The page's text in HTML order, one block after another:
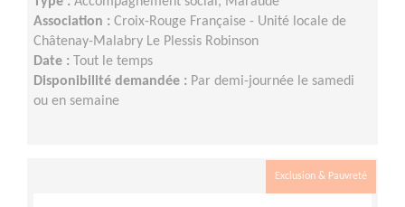
Association : Croix-Rouge Française - Unité locale de
Châtenay-Malabry Le Plessis Robinson
Date : Tout le temps
Disponibilité demandée : Par demi-journée le samedi
ou en semaine
Exclusion & Pauvreté